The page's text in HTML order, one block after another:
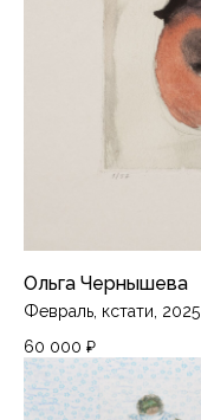
Ольга Чернышева
Февраль, кстати, 2025
60 000 ₽